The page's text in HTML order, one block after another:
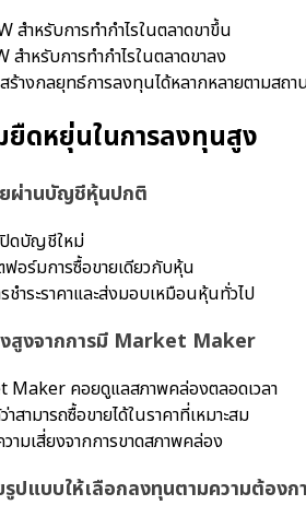
สำหรับการทำกำไรในตลาดขาขึ้น
สำหรับการทำกำไรในตลาดขาลง
ร้างกลยุทธ์การลงทุนได้หลากหลายตามสถ
ยืดหยุ่นในการลงทุนสูง
ยผ่านบัญชีหุ้นปกติ
ปิดบัญชีใหม่
อร์มการซื้อขายเดียวกับหุ้น
ชำระราคาและส่งมอบเหมือนหุ้นทั่วไป
สูงจากการมี Market Maker
Maker คอยดูแลสภาพคล่องตลอดเวลา
าสามารถซื้อขายได้ในราคาที่เหมาะสม
ามเสี่ยงจากการขาดสภาพคล่อง
ปแบบให้เลือกลงทุนตามความต้องก